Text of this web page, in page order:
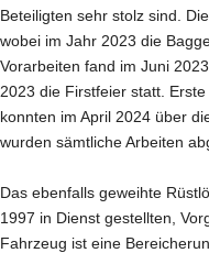
Beteiligten sehr stolz sind.
wobei im Jahr 2023 die
Vorarbeiten fand im Juni
2023 die Firstfeier statt.
konnten im April 2024 über
wurden sämtliche Arbeiten
Das ebenfalls geweihte
1997 in Dienst gestellten,
Fahrzeug ist eine